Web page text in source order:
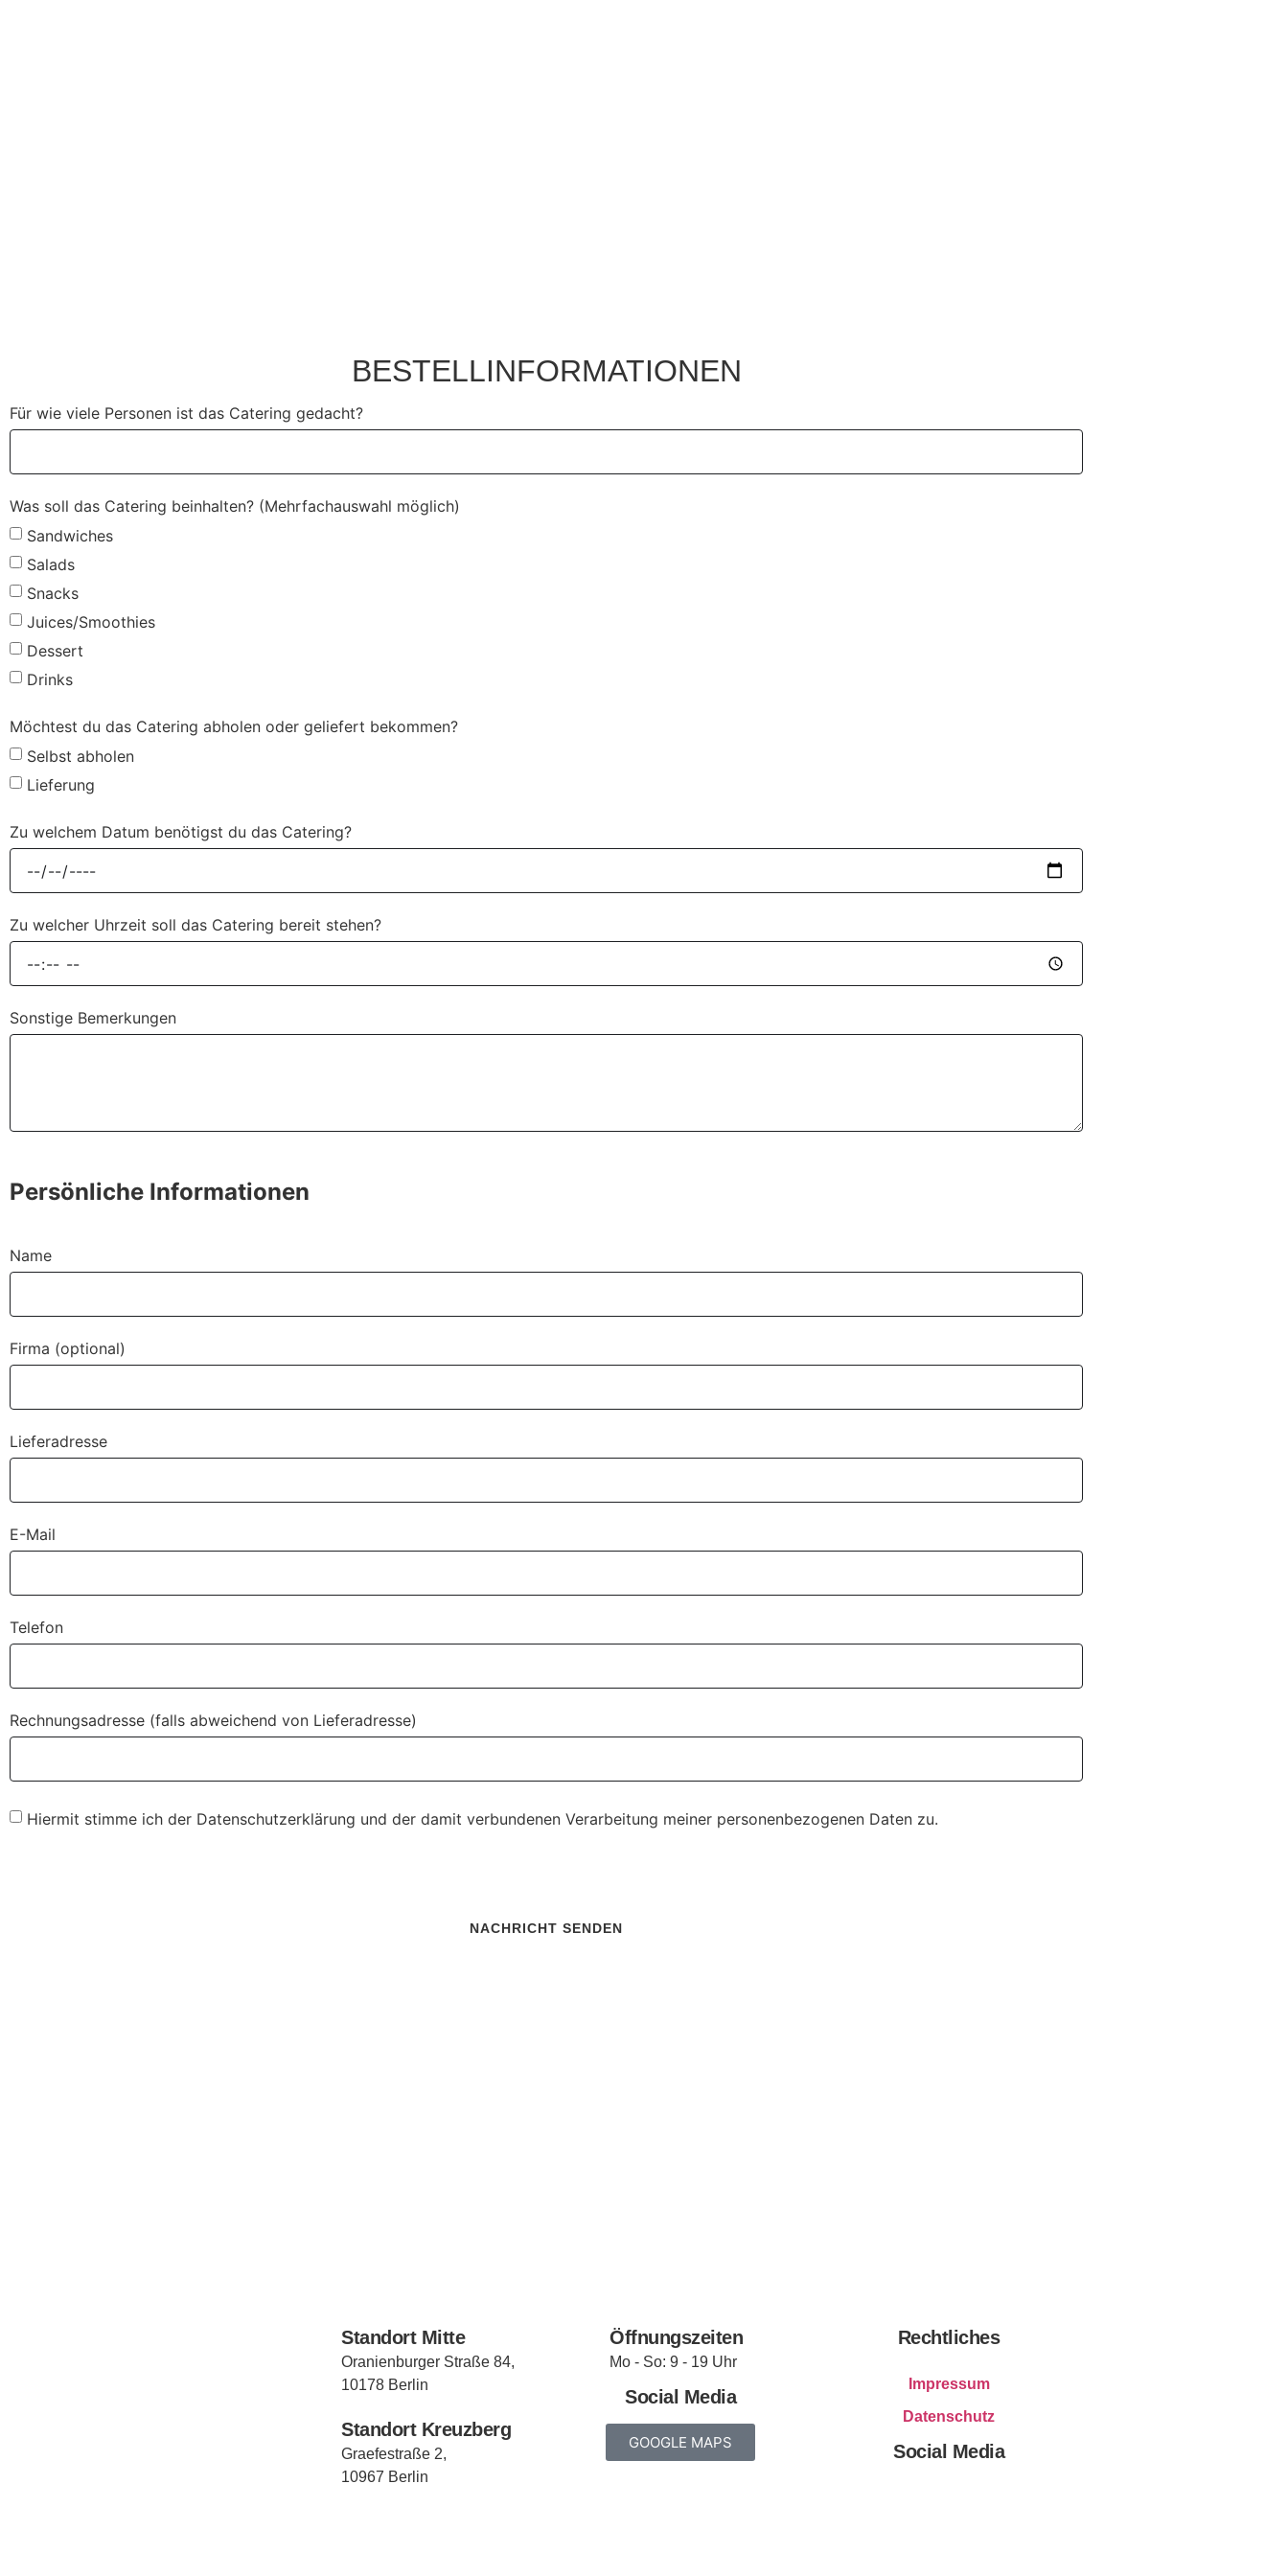
BESTELLINFORMATIONEN
Für wie viele Personen ist das Catering gedacht?
Was soll das Catering beinhalten? (Mehrfachauswahl möglich)
Sandwiches
Salads
Snacks
Juices/Smoothies
Dessert
Drinks
Möchtest du das Catering abholen oder geliefert bekommen?
Selbst abholen
Lieferung
Zu welchem Datum benötigst du das Catering?
Zu welcher Uhrzeit soll das Catering bereit stehen?
Sonstige Bemerkungen
Persönliche Informationen
Name
Firma (optional)
Lieferadresse
E-Mail
Telefon
Rechnungsadresse (falls abweichend von Lieferadresse)
Hiermit stimme ich der Datenschutzerklärung und der damit verbundenen Verarbeitung meiner personenbezogenen Daten zu.
NACHRICHT SENDEN
Standort Mitte
Oranienburger Straße 84,
10178 Berlin
Standort Kreuzberg
Graefestraße 2,
10967 Berlin
Öffnungszeiten
Mo - So: 9 - 19 Uhr
Social Media
GOOGLE MAPS
Rechtliches
Impressum
Datenschutz
Social Media